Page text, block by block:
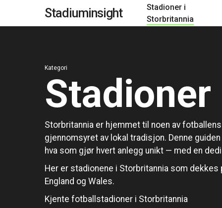
Stadiuminsight
Stadioner i
Storbritannia
Kategori
Storbritannia er hjemmet til noen av
gjennomsyret av lokal tradisjon. Denne
hva som gjør hvert anlegg unikt — med en
Her er stadionene i Storbritannia som
England og Wales.
Kjente fotballstadioner i Storbritannia